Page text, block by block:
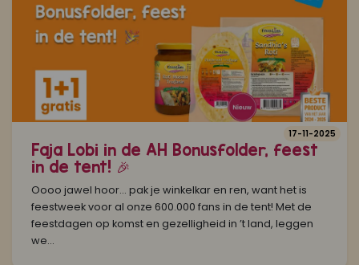
Faja Lobi in de AH Bonusfolder, feest
in de tent! 🎉
Oooo jawel hoor… pak je winkelkar en ren, want het is
feestweek voor al onze 600.000 fans in de tent! Met de
feestdagen op komst en gezelligheid in ’t land, leggen
we...
17-11-2025